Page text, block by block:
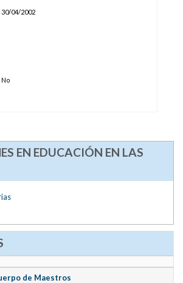
30/04/2002
No
EN EDUCACIÓN EN LAS
de Maestros